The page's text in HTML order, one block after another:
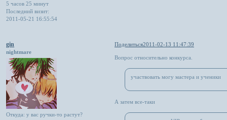
5 часов 25 минут
Последний визит:
2011-05-21 16:55:54
Поделиться2011-02-13 11:47:39
gin
nightmare
Откуда: у вас ручки-то растут?
Вопрос относительно конкурса.
участвовать могу мастера и ученики
А затем все-таки